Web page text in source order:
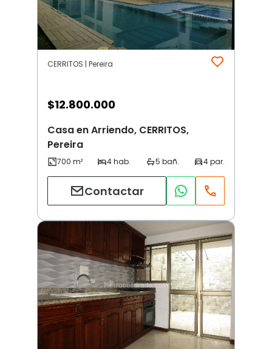
CERRITOS | Pereira
$12.800.000
Casa en Arriendo, CERRITOS,
Pereira
Contactar